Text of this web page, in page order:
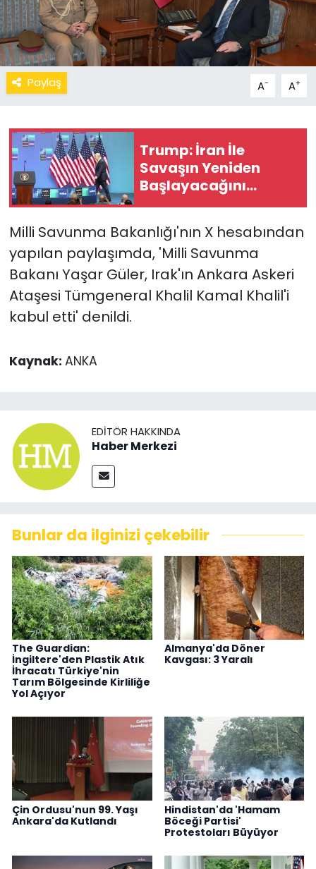
Paylaş A- A+
Trump: İran İle
Savaşın Yeniden
Başlayacağını
Düşünmüyorum
Milli Savunma Bakanlığı'nın X hesabından
yapılan paylaşımda, 'Milli Savunma
Bakanı Yaşar Güler, Irak'ın Ankara Askeri
Ataşesi Tümgeneral Khalil Kamal Khalil'i
kabul etti' denildi.
Kaynak: ANKA
EDITÖR HAKKINDA
Haber Merkezi
Bunlar da ilginizi çekebilir
The Guardian:
İngiltere'den Plastik Atık
İhracatı Türkiye'nin
Tarım Bölgesinde Kirliliğe
Yol Açıyor
Almanya'da Döner
Kavgası: 3 Yaralı
Çin Ordusu'nun 99. Yaşı
Ankara'da Kutlandı
Hindistan'da 'Hamam
Böceği Partisi'
Protestoları Büyüyor